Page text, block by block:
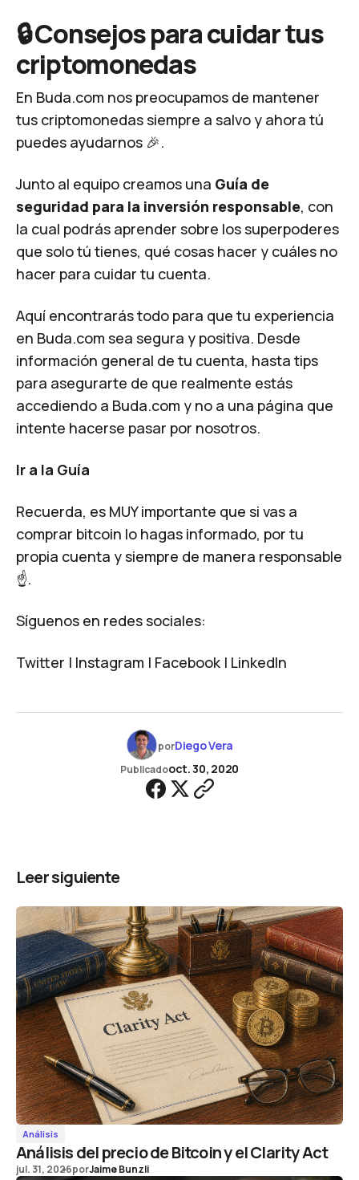
🔒 Consejos para cuidar tus
criptomonedas
En Buda.com nos preocupamos de mantener
tus criptomonedassiempre a salvo y ahora tú
puedes ayudarnos 🎉.
Junto al equipo creamos una Guía de
seguridad para la inversión responsable, con
la cual podrás aprender sobre los superpoderes
que solo tú tienes, qué cosas hacer y cuáles no
hacer para cuidar tu cuenta.
Aquí encontrarás todo para que tu experiencia
en Buda.com sea segura y positiva. Desde
información general de tu cuenta, hasta tips
para asegurarte de que realmente estás
accediendo a Buda.com y no a una página que
intente hacerse pasar por nosotros.
Ir a la Guía
Recuerda, es MUY importante que si vas a
comprar bitcoin lo hagas informado, por tu
propia cuenta y siempre de manera responsable
☝️.
Síguenos en redes sociales:
Twitter | Instagram | Facebook | LinkedIn
porDiego Vera
Publicadooct. 30, 2020
Leer siguiente
Análisis
Análisis del precio de Bitcoin y el Clarity Act
jul. 31, 2026porJaime Bunzli